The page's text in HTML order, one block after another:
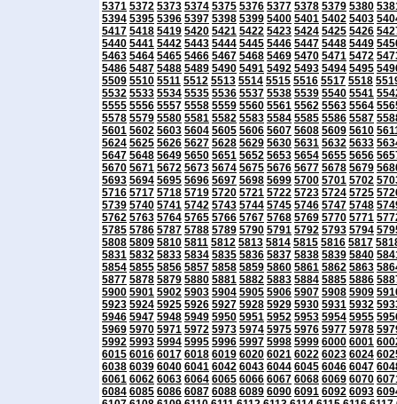
5371 5372 5373 5374 5375 5376 5377 5378 5379 5380
5394 5395 5396 5397 5398 5399 5400 5401 5402 5403
5417 5418 5419 5420 5421 5422 5423 5424 5425 5426
5440 5441 5442 5443 5444 5445 5446 5447 5448 5449
5463 5464 5465 5466 5467 5468 5469 5470 5471 5472
5486 5487 5488 5489 5490 5491 5492 5493 5494 5495
5509 5510 5511 5512 5513 5514 5515 5516 5517 5518
5532 5533 5534 5535 5536 5537 5538 5539 5540 5541
5555 5556 5557 5558 5559 5560 5561 5562 5563 5564
5578 5579 5580 5581 5582 5583 5584 5585 5586 5587
5601 5602 5603 5604 5605 5606 5607 5608 5609 5610
5624 5625 5626 5627 5628 5629 5630 5631 5632 5633
5647 5648 5649 5650 5651 5652 5653 5654 5655 5656
5670 5671 5672 5673 5674 5675 5676 5677 5678 5679
5693 5694 5695 5696 5697 5698 5699 5700 5701 5702
5716 5717 5718 5719 5720 5721 5722 5723 5724 5725
5739 5740 5741 5742 5743 5744 5745 5746 5747 5748
5762 5763 5764 5765 5766 5767 5768 5769 5770 5771
5785 5786 5787 5788 5789 5790 5791 5792 5793 5794
5808 5809 5810 5811 5812 5813 5814 5815 5816 5817
5831 5832 5833 5834 5835 5836 5837 5838 5839 5840
5854 5855 5856 5857 5858 5859 5860 5861 5862 5863
5877 5878 5879 5880 5881 5882 5883 5884 5885 5886
5900 5901 5902 5903 5904 5905 5906 5907 5908 5909
5923 5924 5925 5926 5927 5928 5929 5930 5931 5932
5946 5947 5948 5949 5950 5951 5952 5953 5954 5955
5969 5970 5971 5972 5973 5974 5975 5976 5977 5978
5992 5993 5994 5995 5996 5997 5998 5999 6000 6001
6015 6016 6017 6018 6019 6020 6021 6022 6023 6024
6038 6039 6040 6041 6042 6043 6044 6045 6046 6047
6061 6062 6063 6064 6065 6066 6067 6068 6069 6070
6084 6085 6086 6087 6088 6089 6090 6091 6092 6093